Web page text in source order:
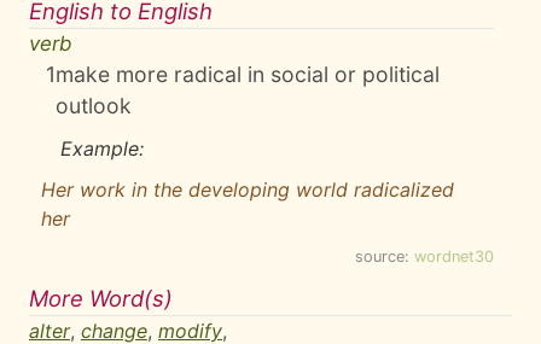
English to English
verb
1make more radical in social or political
outlook
Example:
Her work in the developing world radicalized
her
source: wordnet30
More Word(s)
alter, change, modify,